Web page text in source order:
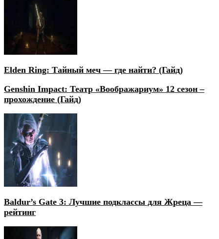
Elden Ring: Тайный меч — где найти? (Гайд)
Genshin Impact: Театр «Воображариум» 12 сезон –
прохождение (Гайд)
Baldur’s Gate 3: Лучшие подклассы для Жреца —
рейтинг